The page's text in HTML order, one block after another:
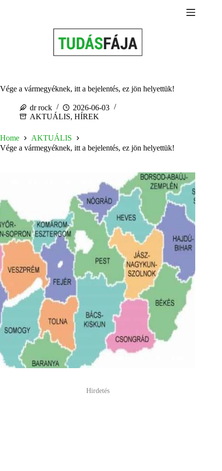
Vége a vármegyéknek, itt a bejelentés, ez jön helyettük!
dr rock
2026-06-03
AKTUÁLIS, HÍREK
Home
AKTUÁLIS
Vége a vármegyéknek, itt a bejelentés, ez jön helyettük!
Hirdetés